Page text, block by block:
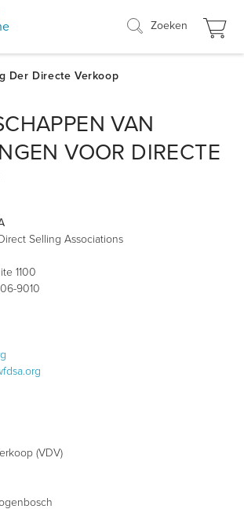
Zoeken
VAN
VOOR DIRECTE
Selling Associations
1100
9010
(VDV)